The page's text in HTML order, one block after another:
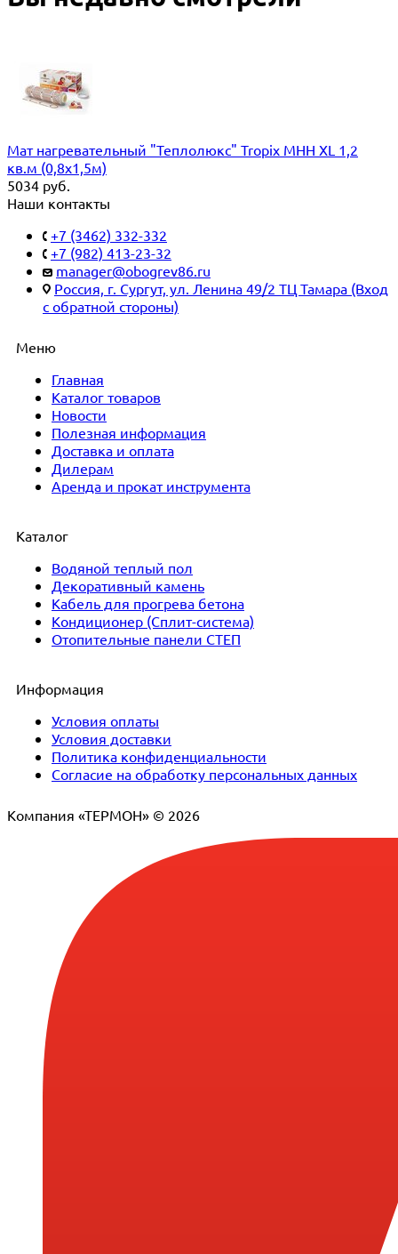
Мат нагревательный "Теплолюкс" Tropix МНН XL 1,2
кв.м (0,8х1,5м)
5034 руб.
Наши контакты
+7 (3462) 332-332
+7 (982) 413-23-32
manager@obogrev86.ru
Россия, г. Сургут, ул. Ленина 49/2 ТЦ Тамара (Вход
с обратной стороны)
Меню
Главная
Каталог товаров
Новости
Полезная информация
Доставка и оплата
Дилерам
Аренда и прокат инструмента
Каталог
Водяной теплый пол
Декоративный камень
Кабель для прогрева бетона
Кондиционер (Сплит-система)
Отопительные панели СТЕП
Информация
Условия оплаты
Условия доставки
Политика конфиденциальности
Согласие на обработку персональных данных
Компания «ТЕРМОН» © 2026